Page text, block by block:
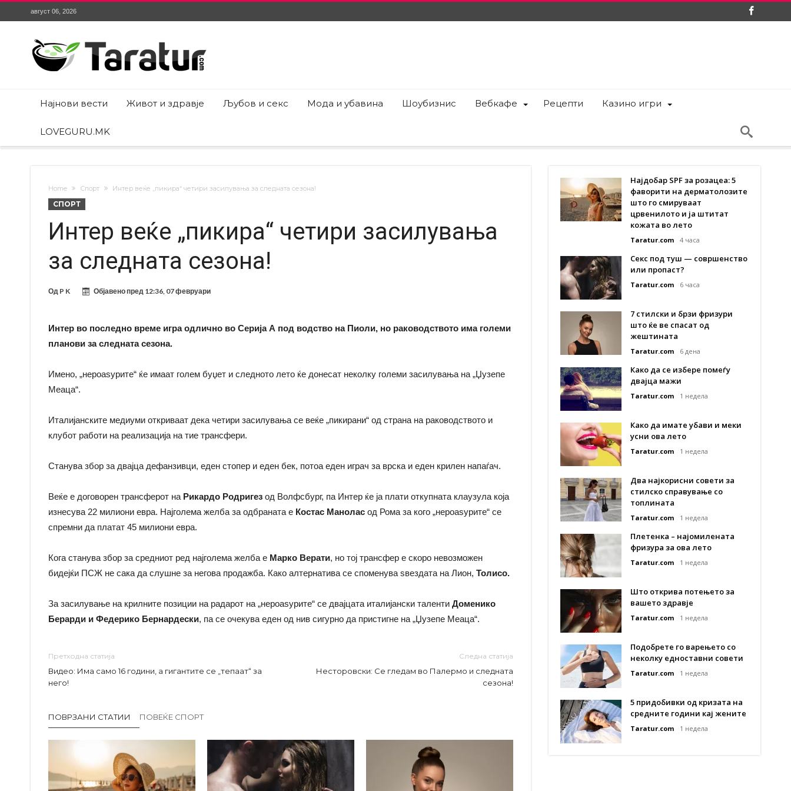
август 06, 2026
Најнови вести Живот и здравје Љубов и секс Мода и убавина Шоубизнис Вебкафе Рецепти Казино игри
LOVEGURU.MK
Home Спорт Интер веќе „пикира“ четири засилувања за следната сезона!
СПОРТ
Интер веќе „пикира“ четири засилувања
за следната сезона!
Од P K Објавено пред 12:36, 07 февруари
Интер во последно време игра одлично во Серија А под водство на Пиоли, но раководството има големи
планови за следната сезона.
Имено, „нероаѕурите“ ќе имаат голем буџет и следното лето ќе донесат неколку големи засилувања на „Џузепе
Меаца“.
Италијанските медиуми откриваат дека четири засилувања се веќе „пикирани“ од страна на раководството и
клубот работи на реализација на тие трансфери.
Станува збор за двајца дефанзивци, еден стопер и еден бек, потоа еден играч за врска и еден крилен напаѓач.
Веќе е договорен трансферот на Рикардо Родригез од Волфсбург, па Интер ќе ја плати откупната клаузула која
изнесува 22 милиони евра. Најголема желба за одбраната е Костас Манолас од Рома за кого „нероаѕурите“ се
спремни да платат 45 милиони евра.
Кога станува збор за средниот ред најголема желба е Марко Верати, но тој трансфер е скоро невозможен
бидејќи ПСЖ не сака да слушне за негова продажба. Како алтернатива се споменува ѕвездата на Лион, Толисо.
За засилување на крилните позиции на радарот на „нероаѕурите“ се двајцата италијански таленти Доменико
Берарди и Федерико Бернардески, па се очекува еден од нив сигурно да пристигне на „Џузепе Меаца“.
Претходна статија
Видео: Има само 16 години, а гигантите се „тепаат“ за
него!
Следна статија
Несторовски: Се гледам во Палермо и следната
сезона!
ПОВРЗАНИ СТАТИИ ПОВЕЌЕ СПОРТ
Најдобар SPF за розацеа: 5
фаворити на дерматолозите
што го смируваат
црвенилото и ја штитат
кожата во лето
Taratur.com 4 часа
Секс под туш — совршенство
или пропаст?
Taratur.com 6 часа
7 стилски и брзи фризури
што ќе ве спасат од
жештината
Taratur.com 6 дена
Како да се избере помеѓу
двајца мажи
Taratur.com 1 недела
Како да имате убави и меки
усни ова лето
Taratur.com 1 недела
Два најкорисни совети за
стилско справување со
топлината
Taratur.com 1 недела
Плетенка – најомилената
фризура за ова лето
Taratur.com 1 недела
Што открива потењето за
вашето здравје
Taratur.com 1 недела
Подобрете го варењето со
неколку едноставни совети
Taratur.com 1 недела
5 придобивки од кризата на
средните години кај жените
Taratur.com 1 недела